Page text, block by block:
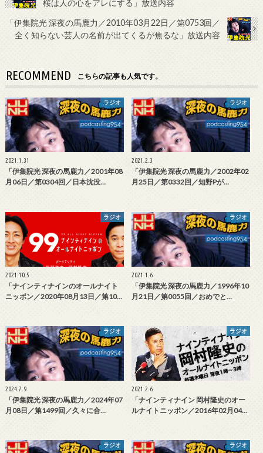
桜は人の心をアレにする」放送内容
「伊集院光 深夜の馬鹿力／2010年03月22日／第0753回／
全く知らない芸人の名前が出てくるが焦るな」放送内容
RECOMMEND こちらの記事も人気です。
ラジオ
2021.1.31
「伊集院光 深夜の馬鹿力／2001年08
月06日／第0304回／日本沈没…
ラジオ
2021.2.3
「伊集院光 深夜の馬鹿力／2002年02
月25日／第0332回／知野Pが…
ラジオ
2021.10.5
「ナインティナインのオールナイト
ニッポン／2020年08月13日／第10…
ラジオ
2021.1.6
「伊集院光 深夜の馬鹿力／1996年10
月21日／第0055回／おめでと…
ラジオ
2024.7.9
「伊集院光 深夜の馬鹿力／2024年07
月08日／第1499回／久々に合…
ラジオ
2021.2.6
「ナインティナイン 岡村隆史のオー
ルナイトニッポン／2016年02月04…
ラジオ ラジオ